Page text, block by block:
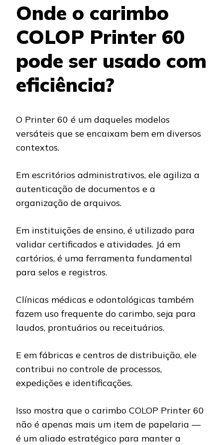
Onde o carimbo
COLOP Printer 60
pode ser usado com
eficiência?
O Printer 60 é um daqueles modelos
versáteis que se encaixam bem em diversos
contextos.
Em escritórios administrativos, ele agiliza a
autenticação de documentos e a
organização de arquivos.
Em instituições de ensino, é utilizado para
validar certificados e atividades. Já em
cartórios, é uma ferramenta fundamental
para selos e registros.
Clínicas médicas e odontológicas também
fazem uso frequente do carimbo, seja para
laudos, prontuários ou receituários.
E em fábricas e centros de distribuição, ele
contribui no controle de processos,
expedições e identificações.
Isso mostra que o carimbo COLOP Printer 60
não é apenas mais um item de papelaria —
é um aliado estratégico para manter a